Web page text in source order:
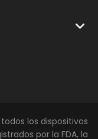
los dispositivos
por la FDA, la